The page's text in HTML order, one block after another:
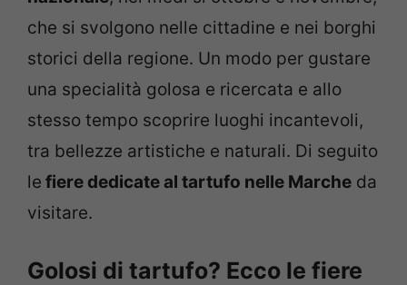
che si svolgono nelle cittadine e nei borghi
storici della regione. Un modo per gustare
una specialità golosa e ricercata e allo
stesso tempo scoprire luoghi incantevoli,
tra bellezze artistiche e naturali. Di seguito
le fiere dedicate al tartufo nelle Marche da
visitare.
Golosi di tartufo? Ecco le fiere